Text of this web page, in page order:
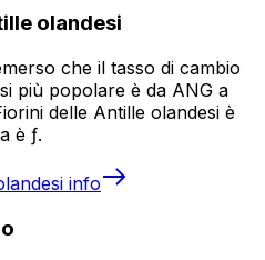
olandesi
che il tasso di cambio
più popolare è da ANG a
delle Antille olandesi è
è ƒ.
info